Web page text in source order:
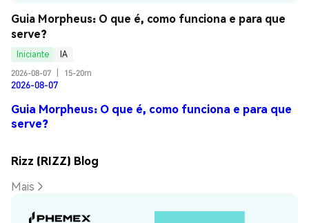
Guia Morpheus: O que é, como funciona e para que
serve?
Iniciante
IA
2026-08-07
15-20m
2026-08-07
Guia Morpheus: O que é, como funciona e para que
serve?
Rizz (RIZZ) Blog
Mais